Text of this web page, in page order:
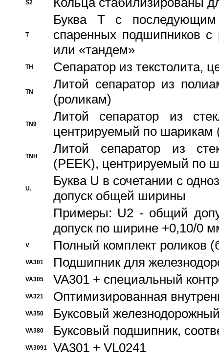
S2
T
Буква T с
спаренных подшипников
или «тандем»
TH Сепаратор из текстолита,
TN
Литой сепаратор из
(роликам)
TN9
Литой сепаратор из
центрируемый по шарикам
TNH
Литой сепаратор из
(PEEK), центрируемый по
U.
Буква U в сочетании с
допуск общей ширины
Примеры: U2 - общий
допуск по ширине +0,10/0
V Полный комплект роликов
VA301 Подшипник для
VA305 VA301 + специальный
VA321 Оптимизированная
VA350 Буксовый
VA380 Буксовый подшипник,
VA3091 VA301 + VL0241